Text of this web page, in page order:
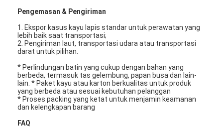
Hubungi Kami
Berita
Mesin Pembuat Filter Udara
Mesin Manufaktur Filter Udara
Pengemasan & Pengiriman
1. Ekspor kasus kayu lapis standar untuk perawatan yang
lebih baik saat transportasi;
2. Pengiriman laut, transportasi udara atau transportasi
darat untuk pilihan.
* Perlindungan batin yang cukup dengan bahan yang
berbeda, termasuk tas gelembung, papan busa dan lain-
lain. * Paket kayu atau karton berkualitas untuk produk
yang berbeda atau sesuai kebutuhan pelanggan
* Proses packing yang ketat untuk menjamin keamanan
dan kelengkapan barang
FAQ